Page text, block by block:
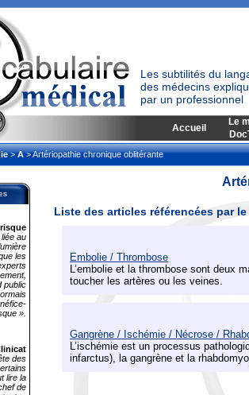
Les subtilités du
des médecins
par un professionnel
Accueil
Le
>A> Artériopathie chronique oblitérante
au
les
public
».
des
lire la
de
Liste des articles référencées par
Embolie / Thrombose
L’embolie et la thrombose sont deux
toucher les artères ou les veines.
Gangrène / Ischémie / Nécrose /
L’ischémie est un processus
infarctus), la gangrène et la